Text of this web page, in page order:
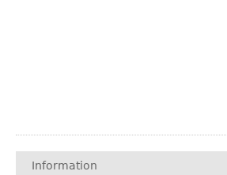
Information